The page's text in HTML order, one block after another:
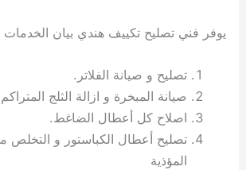
يوفر فني تصليح تكييف هندي بيان الخدمات
تصليح و صيانة الفلاتر.
صيانة المبخرة و ازالة الثلج
اصلاح كل أعطال الضاغط.
تصليح أعطال الكباستور و التخلص
المؤذية